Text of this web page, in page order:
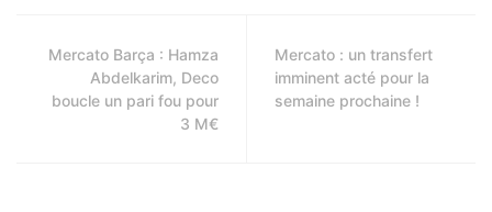
Mercato Barça : Hamza
Abdelkarim, Deco
boucle un pari fou pour
3 M€
Mercato : un transfert
imminent acté pour la
semaine prochaine !